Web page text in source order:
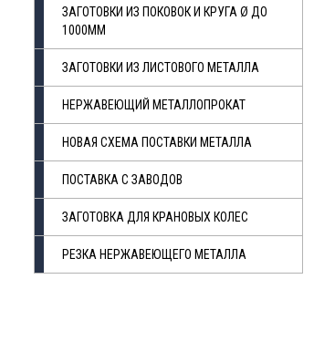
ЗАГОТОВКИ ИЗ ПОКОВОК И КРУГА Ø ДО
1000ММ
ЗАГОТОВКИ ИЗ ЛИСТОВОГО МЕТАЛЛА
НЕРЖАВЕЮЩИЙ МЕТАЛЛОПРОКАТ
НОВАЯ СХЕМА ПОСТАВКИ МЕТАЛЛА
ПОСТАВКА С ЗАВОДОВ
ЗАГОТОВКА ДЛЯ КРАНОВЫХ КОЛЕС
РЕЗКА НЕРЖАВЕЮЩЕГО МЕТАЛЛА